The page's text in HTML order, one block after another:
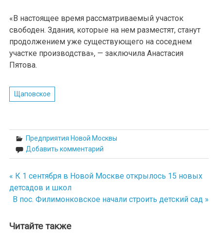
«В настоящее время рассматриваемый участок
свободен. Здания, которые на нем разместят, станут
продолжением уже существующего на соседнем
участке производства», — заключила Анастасия
Пятова.
Щаповское
Предприятия Новой Москвы
Добавить комментарий
Навигация
по
« К 1 сентября в Новой Москве открылось 15 новых
детсадов и школ
В пос. Филимонковское начали строить детский сад »
Читайте также